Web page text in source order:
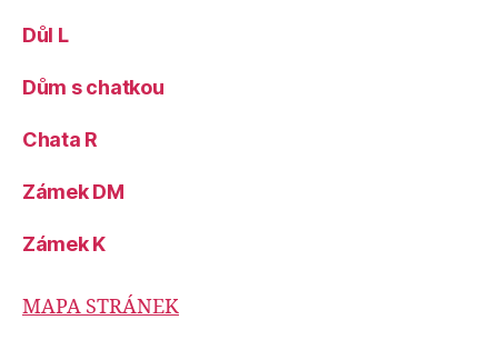
Důl L
Dům s chatkou
Chata R
Zámek DM
Zámek K
MAPA STRÁNEK